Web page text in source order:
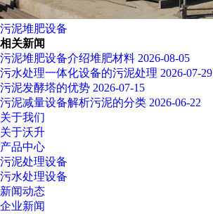
污泥堆肥设备
相关新闻
污泥堆肥设备介绍堆肥材料 2026-08-05
污水处理一体化设备的污泥处理 2026-07-29
污泥发酵塔的优势 2026-07-15
污泥减量设备解析污泥的分类 2026-06-22
关于我们
关于沃升
产品中心
污泥处理设备
污水处理设备
新闻动态
企业新闻